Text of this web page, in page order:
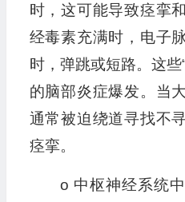
时，这可能导致痉挛
经毒素充满时，电子
时，弹跳或短路。这
的脑部炎症爆发。当
通常被迫绕道寻找不
痉挛。
o 中枢神经系统